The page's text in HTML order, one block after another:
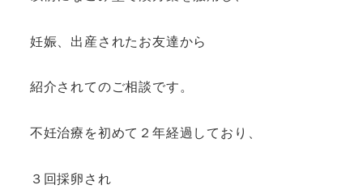
妊娠、出産されたお友達から
紹介されてのご相談です。
不妊治療を初めて２年経過しており、
３回採卵され